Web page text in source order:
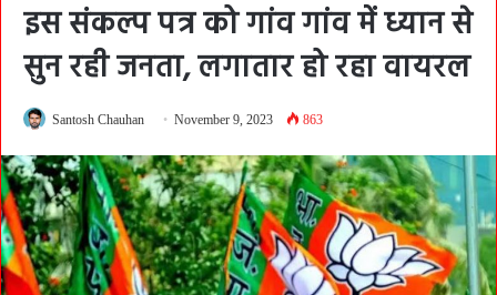
इस संकल्प पत्र को गांव गांव में ध्यान से
सुन रही जनता, लगातार हो रहा वायरल
Santosh Chauhan November 9, 2023 863